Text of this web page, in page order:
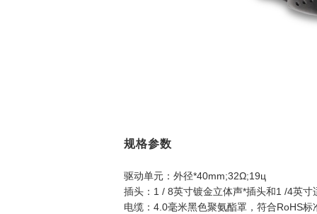
规格参数
驱动单元：外径*40mm;32Ω;19ц
插头：1 / 8英寸镀金立体声*插头和1 /4英寸
电缆：4.0毫米黑色聚氨酯罩，符合RoHS标